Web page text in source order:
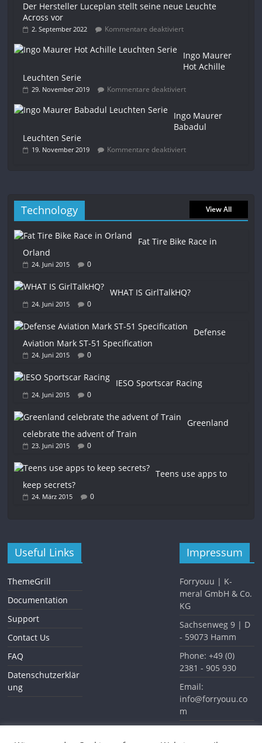
Der Hersteller Luceplan stellt seine neue Leuchte
Across vor
2. September 2022 Kommentare deaktiviert
Ingo Maurer
Hot Achille
Leuchten Serie
29. November 2019 Kommentare deaktiviert
Ingo Maurer
Babadul
Leuchten Serie
19. November 2019 Kommentare deaktiviert
Technology View All
Fat Tire Bike Race in
Orland
24. Juni 2015 0
WHAT IS GirlTalkHQ?
24. Juni 2015 0
Defense
Aviation Mark ST-51 Specification
24. Juni 2015 0
IESO Sportscar Racing
24. Juni 2015 0
Greenland
celebrate the advent of Train
23. Juni 2015 0
Teens use apps to
keep secrets?
24. März 2015 0
Useful Links
ThemeGrill
Documentation
Support
Contact Us
FAQ
Datenschutzerklär
ung
Impressum
Forryouu | K-
meral GmbH & Co.
KG
Sachsenweg 9 | D
- 59073 Hamm
Phone: +49 (0)
2381 - 905 930
Email:
info@forryouu.co
m